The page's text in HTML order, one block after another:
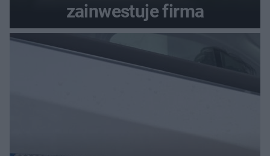
zainwestuje firma